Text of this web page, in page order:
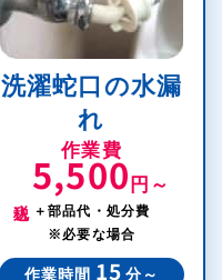
洗濯蛇口の水漏
れ
作業費
5,500 円～
＋部品代・処分費
※必要な場合
作業時間 15 分～